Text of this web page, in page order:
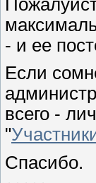
- и ее
Если
всего -
"
Спасибо.